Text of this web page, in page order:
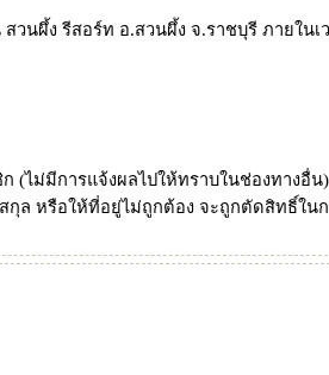
นผึ้ง รีสอร์ท อ.สวนผึ้ง จ.ราชบุรี ภายในเ
(ไม่มีการแจ้งผลไปให้ทราบในช่องทางอื่น
ล หรือให้ที่อยู่ไม่ถูกต้อง จะถูกตัดสิทธิ์ใน